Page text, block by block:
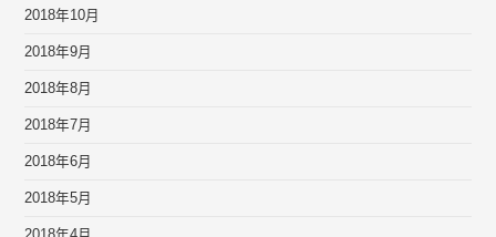
2018年10月
2018年9月
2018年8月
2018年7月
2018年6月
2018年5月